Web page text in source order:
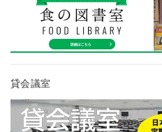
貸会議室